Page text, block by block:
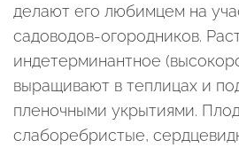
делают его любимцем на
садоводов-огородников.
индетерминантное
выращивают в теплицах и
пленочными укрытиями.
слаборебристые,